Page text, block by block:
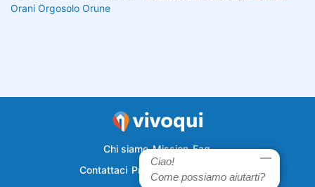
Orani Orgosolo Orune
Chi siamo Mission Faq
Contattaci Privacy
Ciao!
Come possiamo aiutarti?